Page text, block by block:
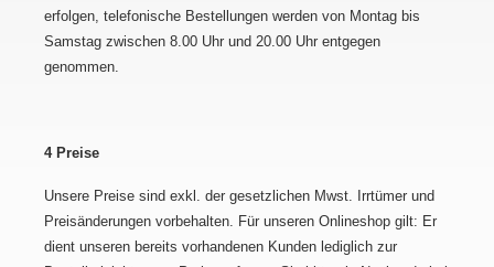
erfolgen, telefonische Bestellungen werden von Montag bis
Samstag zwischen 8.00 Uhr und 20.00 Uhr entgegen
genommen.
4 Preise
Unsere Preise sind exkl. der gesetzlichen Mwst. Irrtümer und
Preisänderungen vorbehalten. Für unseren Onlineshop gilt: Er
dient unseren bereits vorhandenen Kunden lediglich zur